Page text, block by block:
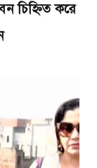
চিহ্নিত করে